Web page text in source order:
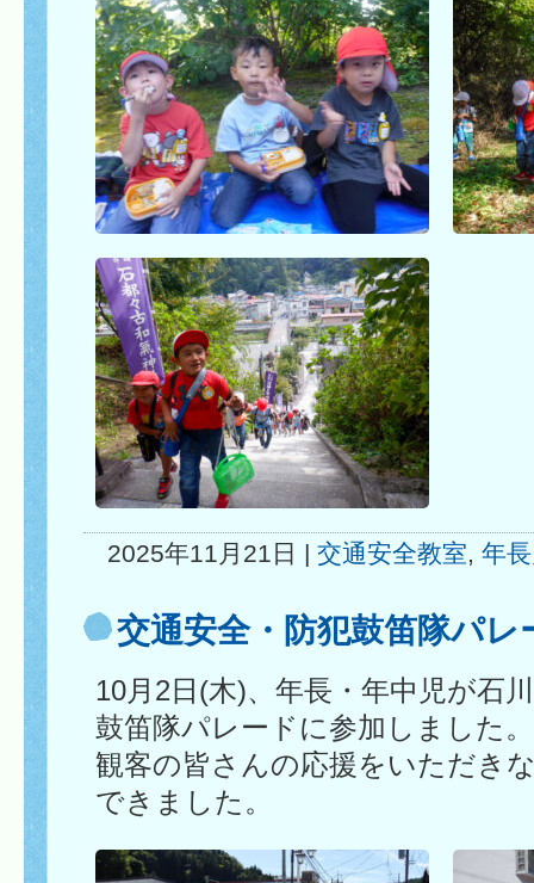
2025年11月21日 | 交通安全教室, 年
交通安全・防犯鼓笛隊パレ
10月2日(木)、年長・年中児が石
鼓笛隊パレードに参加しました
観客の皆さんの応援をいただき
できました。